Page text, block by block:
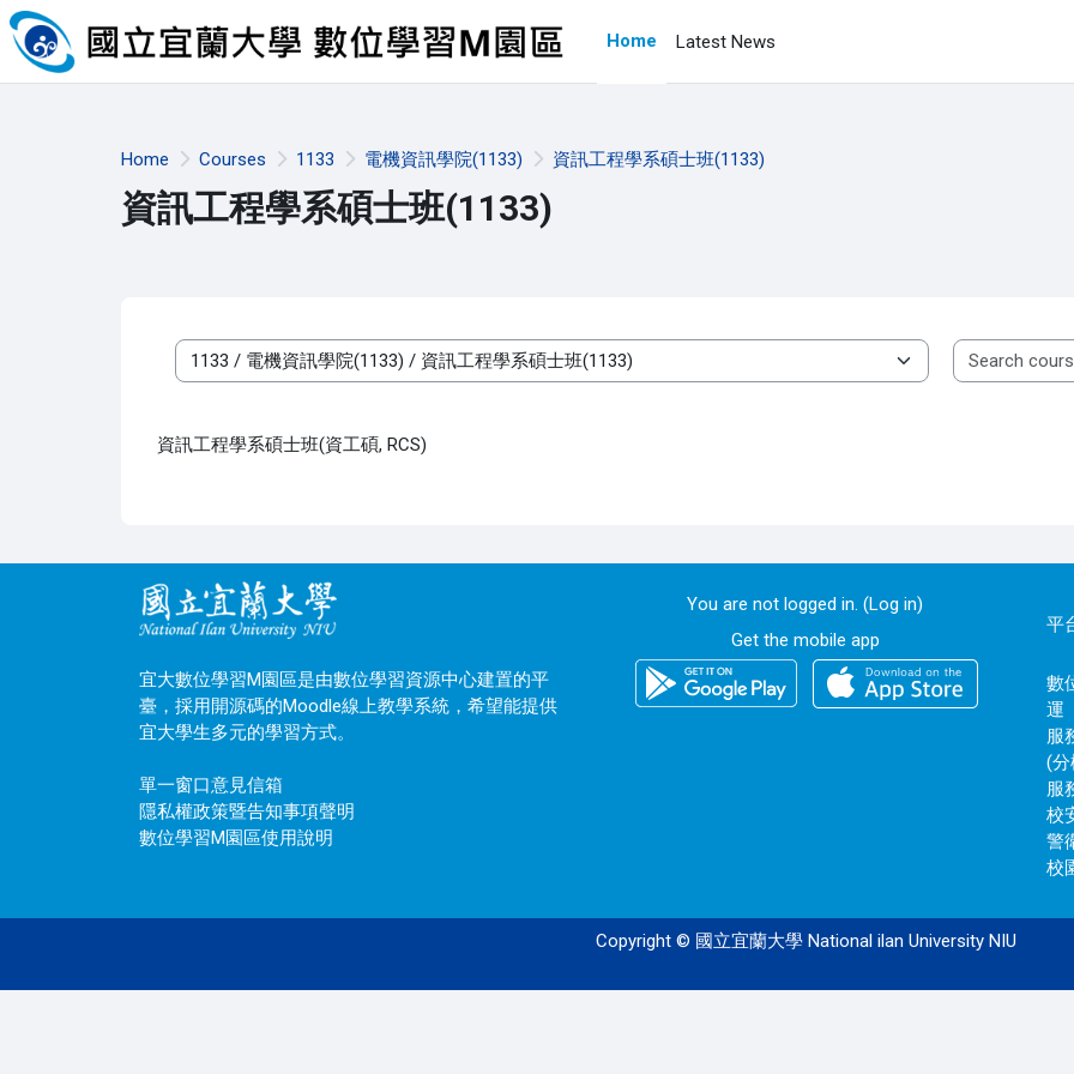
Skip to main content
Home
Latest News
Home Courses 1133 電機資訊學院(1133) 資訊工程學系碩士班(1133)
資訊工程學系碩士班(1133)
Course categories
資訊工程學系碩士班(資工碩, RCS)
宜大數位學習M園區是由數位學習資源中心建置的平
臺，採用開源碼的Moodle線上教學系統，希望能提供
宜大學生多元的學習方式。
單一窗口意見信箱
隱私權政策暨告知事項聲明
數位學習M園區使用說明
You are not logged in. (Log in)
Get the mobile app
平
數
運
服
(分
服
校
警
校
Copyright © 國立宜蘭大學 National ilan University NIU